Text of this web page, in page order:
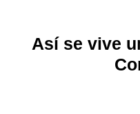
Así se vive